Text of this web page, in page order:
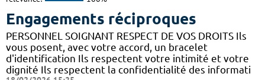
Engagements réciproques
PERSONNEL SOIGNANT RESPECT DE VOS DROITS Ils
vous posent, avec votre accord, un bracelet
d'identification Ils respectent votre intimité et votre
dignité Ils respectent la confidentialité des informati